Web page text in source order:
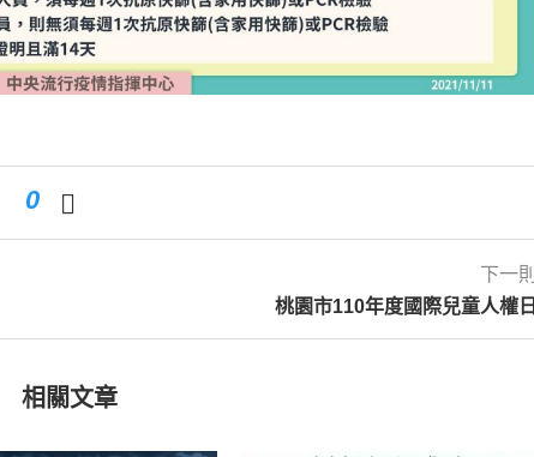
0
下一則
桃園市110年度國際兒童人權日
相關文章